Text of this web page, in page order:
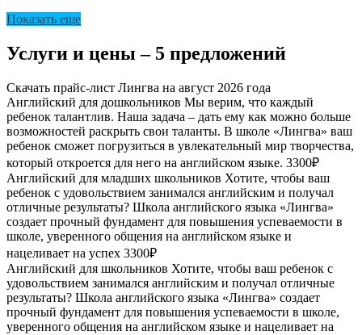
Показать еще
Услуги и цены – 5 предложений
Скачать прайс-лист Лингва на август 2026 года
Английский для дошкольников Мы верим, что каждый
ребенок талантлив. Наша задача – дать ему как можно больше
возможностей раскрыть свои таланты. В школе «Лингва» ваш
ребенок сможет погрузиться в увлекательный мир творчества,
который откроется для него на английском языке. 3300₽
Английский для младших школьников Хотите, чтобы ваш
ребенок с удовольствием занимался английским и получал
отличные результаты? Школа английского языка «Лингва»
создает прочный фундамент для повышения успеваемости в
школе, уверенного общения на английском языке и
нацеливает на успех 3300₽
Английский для школьников Хотите, чтобы ваш ребенок с
удовольствием занимался английским и получал отличные
результаты? Школа английского языка «Лингва» создает
прочный фундамент для повышения успеваемости в школе,
уверенного общения на английском языке и нацеливает на